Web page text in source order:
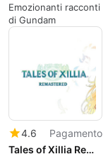
Emozionanti racconti
di Gundam
4.6
Pagamento
Tales of Xillia Remastered